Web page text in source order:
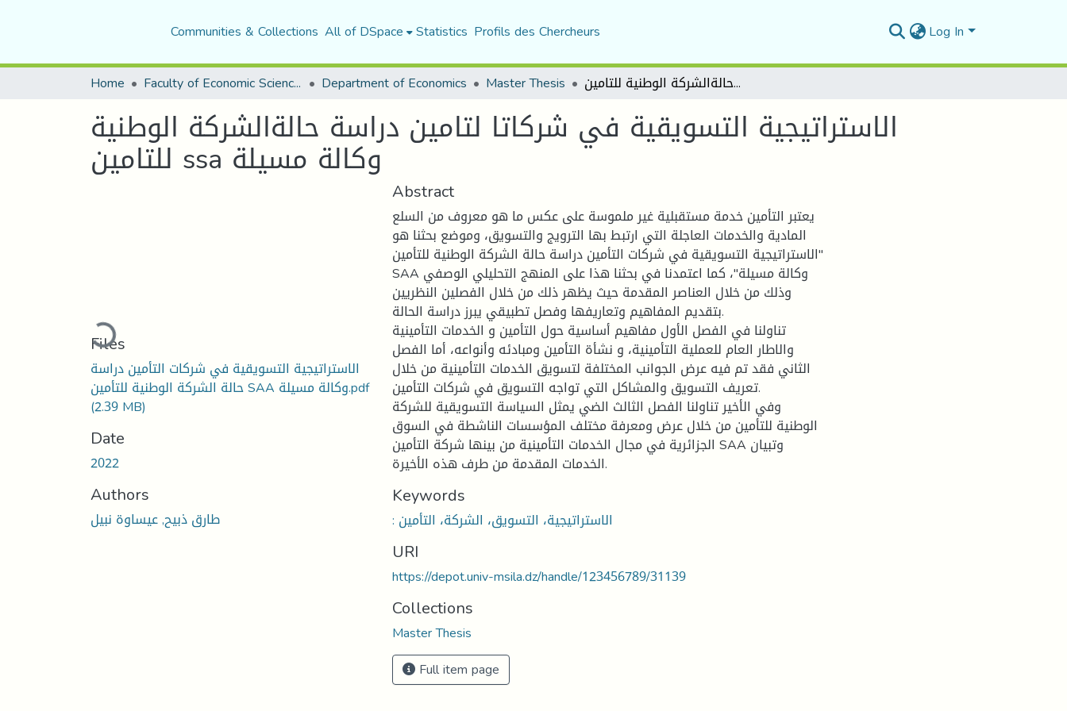
Communities & Collections All of DSpace Statistics Profils des Chercheurs Log In
Home Faculty of Economic Sciences, Commerce and Management Sciences Department of Economics Master Thesis الاستراتيجية التسويقية في شركاتا لتامين دراسة حالةالشركة الوطنية للتامين ssa وكالة مسيلة
الاستراتيجية التسويقية في شركاتا لتامين دراسة حالةالشركة الوطنية
للتامين ssa وكالة مسيلة
Loading...
Files
الاستراتيجية التسويقية في شركات التأمين دراسة
حالة الشركة الوطنية للتأمين SAA وكالة مسيلة.pdf
(2.39 MB)
Date
2022
Authors
طارق ذبيح, عيساوة نبيل
Abstract
يعتبر التأمين خدمة مستقبلية غير ملموسة على عكس ما هو معروف من السلع
المادية والخدمات العاجلة التي ارتبط بها الترويج والتسويق، وموضع بحثنا هو
"الاستراتيجية التسويقية في شركات التأمين دراسة حالة الشركة الوطنية للتأمين
SAA وكالة مسيلة"، كما اعتمدنا في بحثنا هذا على المنهج التحليلي الوصفي
وذلك من خلال العناصر المقدمة حيث يظهر ذلك من خلال الفصلين النظريين
بتقديم المفاهيم وتعاريفها وفصل تطبيقي يبرز دراسة الحالة.
تناولنا في الفصل الأول مفاهيم أساسية حول التأمين و الخدمات التأمينية
والاطار العام للعملية التأمينية، و نشأة التأمين ومبادئه وأنواعه، أما الفصل
الثاني فقد تم فيه عرض الجوانب المختلفة لتسويق الخدمات التأمينية من خلال
تعريف التسويق والمشاكل التي تواجه التسويق في شركات التأمين.
وفي الأخير تناولنا الفصل الثالث الضي يمثل السياسة التسويقية للشركة
الوطنية للتأمين من خلال عرض ومعرفة مختلف المؤسسات الناشطة في السوق
الجزائرية في مجال الخدمات التأمينية من بينها شركة التأمين SAA وتبيان
الخدمات المقدمة من طرف هذه الأخيرة.
Keywords
: الاستراتيجية، التسويق، الشركة، التأمين
URI
https://depot.univ-msila.dz/handle/123456789/31139
Collections
Master Thesis
Full item page